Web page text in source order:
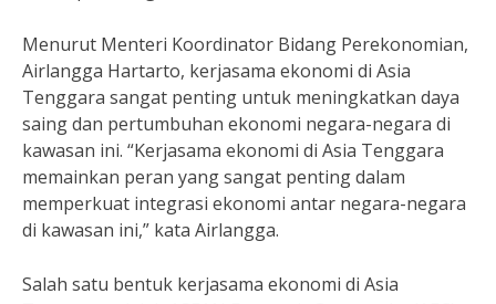
Menurut Menteri Koordinator Bidang Perekonomian,
Airlangga Hartarto, kerjasama ekonomi di Asia
Tenggara sangat penting untuk meningkatkan daya
saing dan pertumbuhan ekonomi negara-negara di
kawasan ini. “Kerjasama ekonomi di Asia Tenggara
memainkan peran yang sangat penting dalam
memperkuat integrasi ekonomi antar negara-negara
di kawasan ini,” kata Airlangga.
Salah satu bentuk kerjasama ekonomi di Asia